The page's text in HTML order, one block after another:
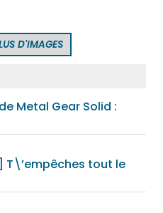
D'IMAGES
Metal Gear Solid :
T\’empêches tout le